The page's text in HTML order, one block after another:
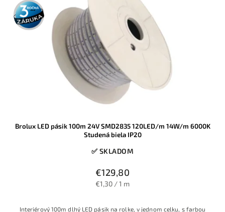
3 roky
záruka
Brolux LED pásik 100m 24V SMD2835 120LED/m 14W/m 6000K
Studená biela IP20
✅ SKLADOM
€129,80
€1,30 / 1 m
Interiérový 100m dlhý LED pásik na rolke, v jednom celku, s farbou